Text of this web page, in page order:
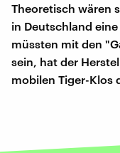
Theoretisch wären
in Deutschland
müssten mit den
sein, hat der
mobilen Tiger-Klos